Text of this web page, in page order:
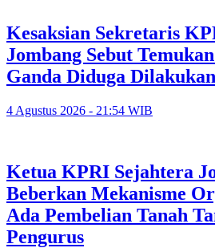
Kesaksian Sekretaris
Jombang Sebut
Ganda Diduga
4 Agustus 2026 - 21:54 WIB
Ketua KPRI Sejahtera
Beberkan Mekanisme
Ada Pembelian Tanah
Pengurus